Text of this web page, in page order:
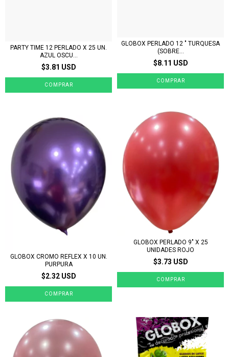
PARTY TIME 12 PERLADO X 25 UN.
AZUL OSCU...
$3.81 USD
GLOBOX PERLADO 12 " TURQUESA
(SOBRE...
$8.11 USD
GLOBOX CROMO REFLEX X 10 UN.
PURPURA
$2.32 USD
GLOBOX PERLADO 9" X 25
UNIDADES ROJO
$3.73 USD